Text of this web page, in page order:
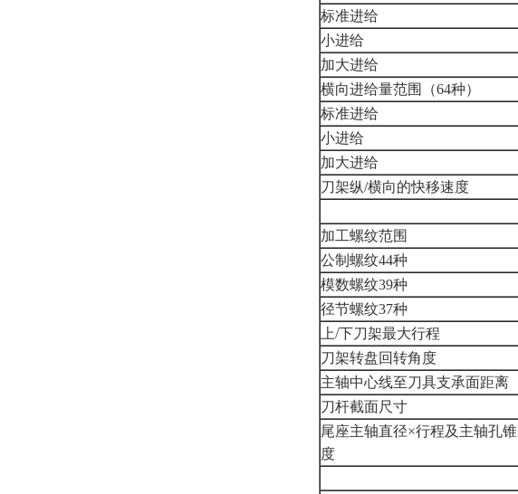
标准进给
小进给
加大进给
横向进给量范围（64种）
标准进给
小进给
加大进给
刀架纵/横向的快移速度
加工螺纹范围
公制螺纹44种
模数螺纹39种
径节螺纹37种
上/下刀架最大行程
刀架转盘回转角度
主轴中心线至刀具支承面距离
刀杆截面尺寸
尾座主轴直径×行程及主轴孔锥
度